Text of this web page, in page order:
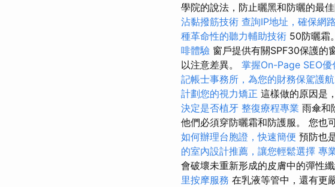
學院的說法，防止曬黑和防曬的最
沾黏撥筋技術 查詢IP地址，確保網
種革命性的聽力輔助技術 50防曬霜
啡體驗 窗戶提供有關SPF30保護的
以注意差異。 掌握On-Page SEO優
記帳士事務所，為您的財務保駕護航
計劃您的視力矯正 這樣做的原因是
決定是否植牙 整復療程專業 雨傘和
他們必須穿防曬霜和防護服。 您也
如何辦理台胞證，快速簡便 預防也
的室內設計推薦，讓您輕鬆選擇 專
會破壞未重新形成的皮膚中的彈性
里按摩服務 在乳液等管中，還有更